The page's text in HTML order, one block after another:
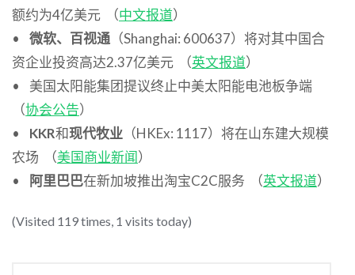
额约为4亿美元 （中文报道）
• 微软、百视通 （Shanghai: 600637）将对其中国合
资企业投资高达2.37亿美元 （英文报道）
• 美国太阳能集团提议终止中美太阳能电池板争端
（协会公告）
• KKR和现代牧业 （HKEx: 1117）将在山东建大规模
农场 （美国商业新闻）
•
阿里巴巴在新加坡推出淘宝C2C服务 （英文报道）
(Visited 119 times, 1 visits today)